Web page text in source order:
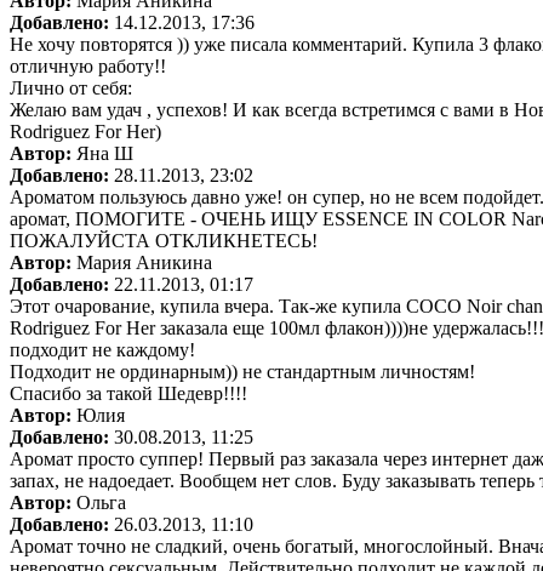
Добавлено: 14.12.2013, 17:36
Не хочу повторятся )) уже писала комментарий. Купила 3
отличную работу!!
Лично от себя:
Желаю вам удач , успехов! И как всегда встретимся с вами в
Rodriguez For Her)
Автор: Яна Ш
Добавлено: 28.11.2013, 23:02
Ароматом пользуюсь давно уже! он супер, но не всем
аромат, ПОМОГИТЕ - ОЧЕНЬ ИЩУ ESSENCE IN COLOR Narciso
ПОЖАЛУЙСТА ОТКЛИКНЕТЕСЬ!
Автор: Мария Аникина
Добавлено: 22.11.2013, 01:17
Этот очарование, купила вчера. Так-же купила COCO Noir
Rodriguez For Her заказала еще 100мл флакон))))не
подходит не каждому!
Подходит не ординарным)) не стандартным личностям!
Спасибо за такой Шедевр!!!!
Автор: Юлия
Добавлено: 30.08.2013, 11:25
Аромат просто суппер! Первый раз заказала через интернет
запах, не надоедает. Вообщем нет слов. Буду заказывать теперь
Автор: Ольга
Добавлено: 26.03.2013, 11:10
Аромат точно не сладкий, очень богатый, многослойный.